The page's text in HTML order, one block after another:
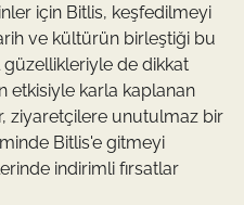
için Bitlis, keşfedilmeyi
ve kültürün birleştiği bu
de dikkat
etkisiyle karla kaplanan
ziyaretçilere unutulmaz bir
Bitlis'e gitmeyi
indirimli fırsatlar